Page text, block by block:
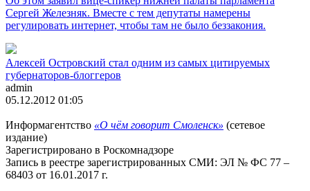
Сергей Железняк. Вместе с тем депутаты намерены
регулировать интернет, чтобы там не было беззакония.
Алексей Островский стал одним из самых цитируемых
губернаторов-блоггеров
admin
05.12.2012 01:05
Информагентство «О чём говорит Смоленск» (сетевое
издание)
Зарегистрировано в Роскомнадзоре
Запись в реестре зарегистрированных СМИ: ЭЛ № ФС 77 –
68403 от 16.01.2017 г.